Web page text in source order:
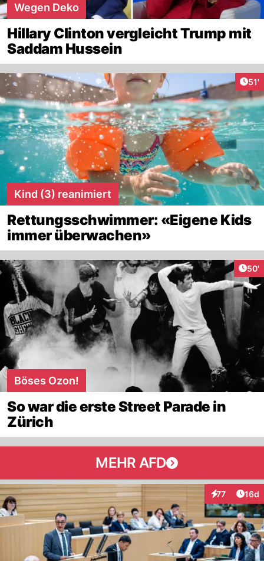
Wegen Deko
Hillary Clinton vergleicht Trump mit
Saddam Hussein
51'
Kind (3) reanimiert
Rettungsschwimmer: «Eigene Kids
immer überwachen»
50'
Böses Ozon!
So war die erste Street Parade in
Zürich
MEHR AFD
77
Interaktionen
16d